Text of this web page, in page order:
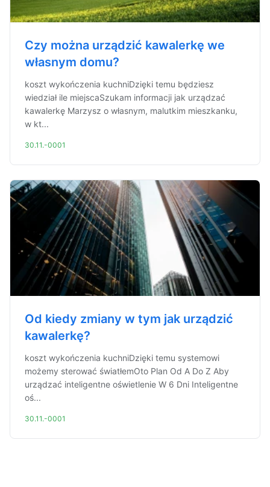
Czy można urządzić kawalerkę we
własnym domu?
koszt wykończenia kuchniDzięki temu będziesz
wiedział ile miejscaSzukam informacji jak urządzać
kawalerkę Marzysz o własnym, malutkim mieszkanku,
w kt...
30.11.-0001
Od kiedy zmiany w tym jak urządzić
kawalerkę?
koszt wykończenia kuchniDzięki temu systemowi
możemy sterować światłemOto Plan Od A Do Z Aby
urządzać inteligentne oświetlenie W 6 Dni Inteligentne
oś...
30.11.-0001